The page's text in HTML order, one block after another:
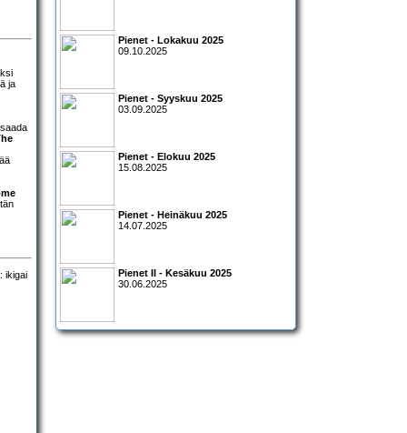
ja
Pienet - Lokakuu 2025
09.10.2025
Pienet - Syyskuu 2025
03.09.2025
Pienet - Elokuu 2025
15.08.2025
Pienet - Heinäkuu 2025
14.07.2025
Pienet II - Kesäkuu 2025
30.06.2025